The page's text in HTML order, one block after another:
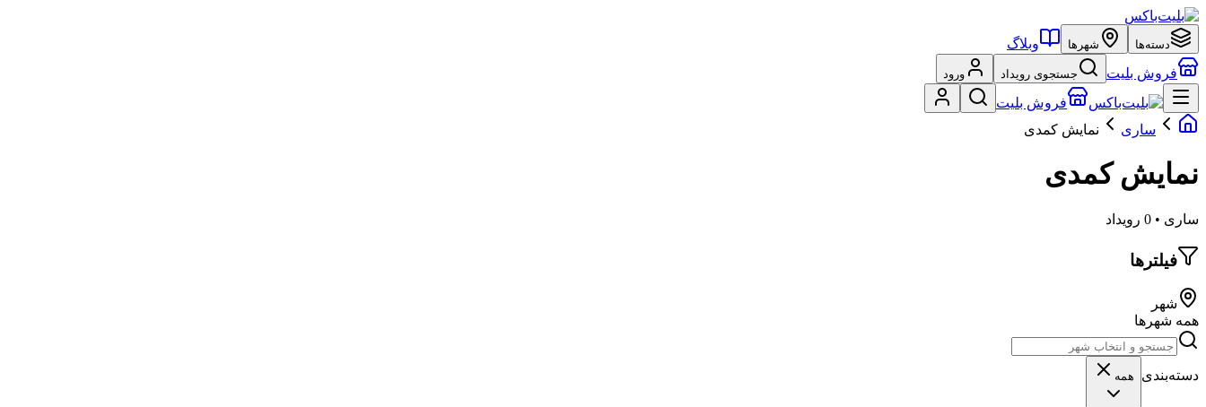
دسته‌ها شهرها
وبلاگ
فروش بلیت
جستجوی رویداد ورود
فروش بلیت
ساری
نمایش کمدی
نمایش کمدی
ساری • 0 رویداد
فیلترها
شهر
همه شهرها
دسته‌بندی همه